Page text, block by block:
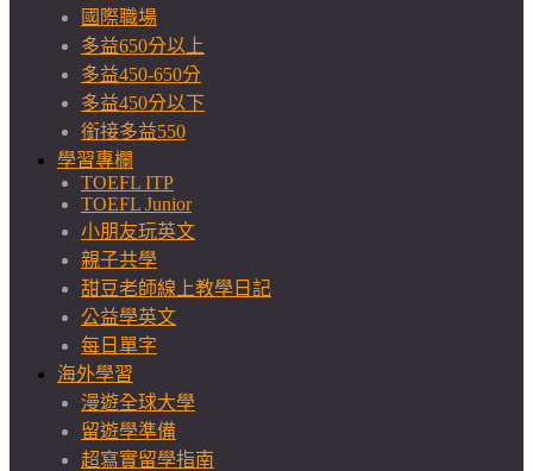
國際職場
多益650分以上
多益450-650分
多益450分以下
銜接多益550
學習專欄
TOEFL ITP
TOEFL Junior
小朋友玩英文
親子共學
甜豆老師線上教學日記
公益學英文
每日單字
海外學習
漫遊全球大學
留遊學準備
超寫實留學指南